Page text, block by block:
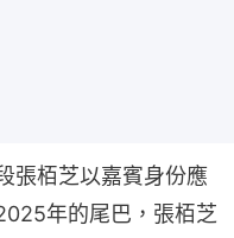
張栢芝以嘉賓身份應
年的尾巴，張栢芝